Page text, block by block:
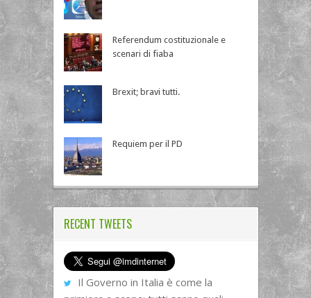
Referendum costituzionale e
scenari di fiaba
Brexit; bravi tutti.
Requiem per il PD
RECENT TWEETS
Il Governo in Italia è come la